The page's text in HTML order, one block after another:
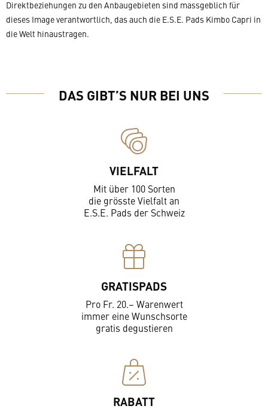
Direktbeziehungen zu den Anbaugebieten sind massgeblich für
dieses Image verantwortlich, das auch die E.S.E. Pads Kimbo Capri in
die Welt hinaustragen.
DAS GIBT’S NUR BEI UNS
VIELFALT
Mit über 100 Sorten
die grösste Vielfalt an
E.S.E. Pads der Schweiz
GRATISPADS
Pro Fr. 20.– Warenwert
immer eine Wunschsorte
gratis degustieren
RABATT